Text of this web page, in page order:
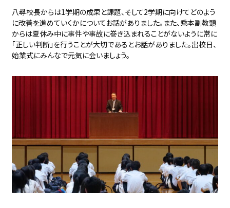
八尋校長からは1学期の成果と課題、そして2学期に向けてどのよう
に改善を進めていくかについてお話がありました。また、乘本副教頭
からは夏休み中に事件や事故に巻き込まれることがないように常に
「正しい判断」を行うことが大切であるとお話がありました。出校日、
始業式にみんなで元気に会いましょう。